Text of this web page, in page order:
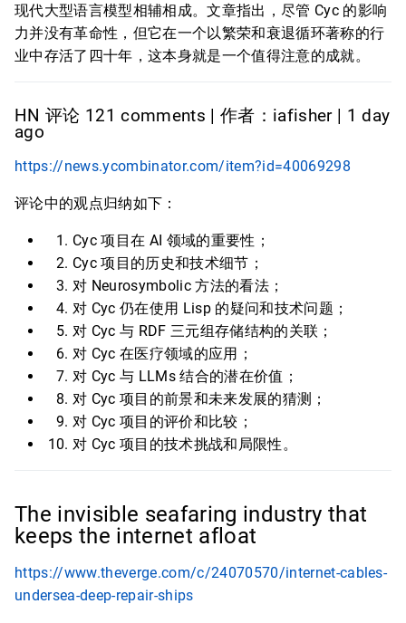
现代大型语言模型相辅相成。文章指出，尽管 Cyc 的影响
力并没有革命性，但它在一个以繁荣和衰退循环著称的行
业中存活了四十年，这本身就是一个值得注意的成就。
HN 评论 121 comments | 作者：iafisher | 1 day
ago
https://news.ycombinator.com/item?id=40069298
评论中的观点归纳如下：
Cyc 项目在 AI 领域的重要性；
Cyc 项目的历史和技术细节；
对 Neurosymbolic 方法的看法；
对 Cyc 仍在使用 Lisp 的疑问和技术问题；
对 Cyc 与 RDF 三元组存储结构的关联；
对 Cyc 在医疗领域的应用；
对 Cyc 与 LLMs 结合的潜在价值；
对 Cyc 项目的前景和未来发展的猜测；
对 Cyc 项目的评价和比较；
对 Cyc 项目的技术挑战和局限性。
The invisible seafaring industry that
keeps the internet afloat
https://www.theverge.com/c/24070570/internet-cables-
undersea-deep-repair-ships